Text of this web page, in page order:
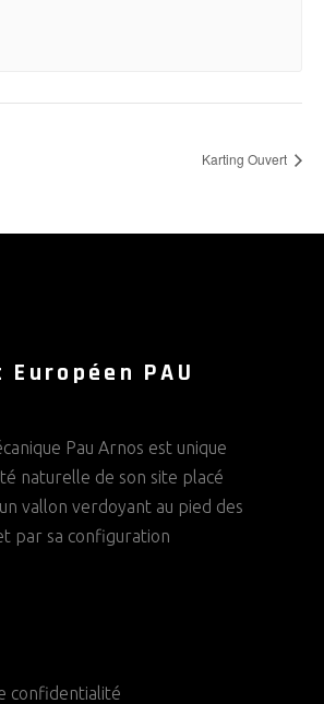
Karting Ouvert
PAU
Pau Arnos est unique
naturelle de son site placé
vallon verdoyant au pied des
par sa configuration
confidentialité